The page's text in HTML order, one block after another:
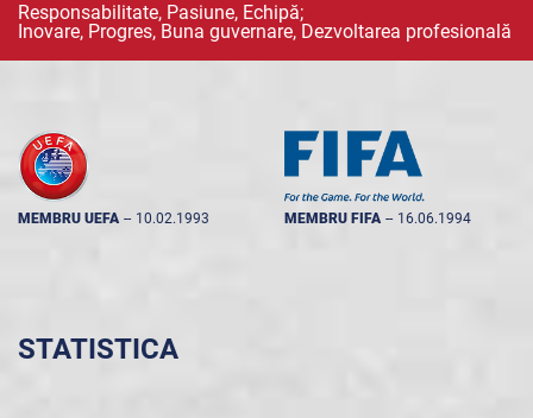
Responsabilitate, Pasiune, Echipă;
Inovare, Progres, Buna guvernare, Dezvoltarea profesională
MEMBRU UEFA -- 10.02.1993 MEMBRU FIFA -- 16.06.1994
STATISTICA